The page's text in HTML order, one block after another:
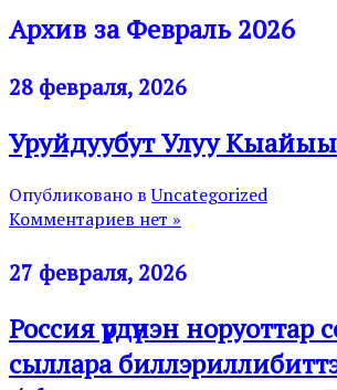
Архив за Февраль 2026
28 февраля, 2026
Уруйдуубут Улуу
Опубликовано вUncategorized
Комментариев нет »
27 февраля, 2026
Россия үрдүнэн норуоттар
сыллара